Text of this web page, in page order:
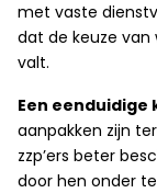
met vaste
dat de keuze
valt.
Een
aanpakken zijn
zzp’ers beter
door hen onder